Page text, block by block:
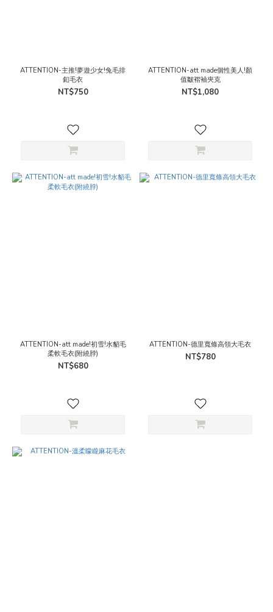
ATTENTION-主推!夢遊少女!兔毛排
釦毛衣
NT$750
ATTENTION-att made個性美人!顏
值皺褶袖夾克
NT$1,080
ATTENTION-att made!初雪!水貂毛
柔軟毛衣(附繞脖)
NT$680
ATTENTION-德里寬條高領大毛衣
NT$780